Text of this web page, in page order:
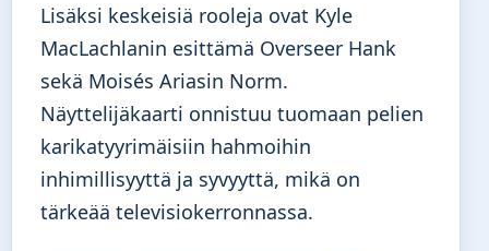
Lisäksi keskeisiä rooleja ovat Kyle
MacLachlanin esittämä Overseer Hank
sekä Moisés Ariasin Norm.
Näyttelijäkaarti onnistuu tuomaan pelien
karikatyyrimäisiin hahmoihin
inhimillisyyttä ja syvyyttä, mikä on
tärkeää televisiokerronnassa.